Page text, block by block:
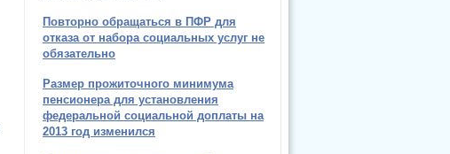
Повторно обращаться в ПФР для
отказа от набора социальных услуг не
обязательно
Размер прожиточного минимума
пенсионера для установления
федеральной социальной доплаты на
2013 год изменился